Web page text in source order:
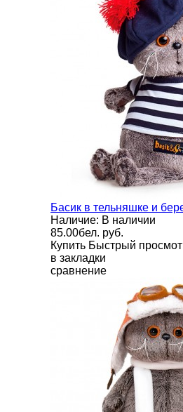
Басик в тельняшке и
Наличие: В наличии
85.00бел. руб.
Купить Быстрый
в закладки
сравнение